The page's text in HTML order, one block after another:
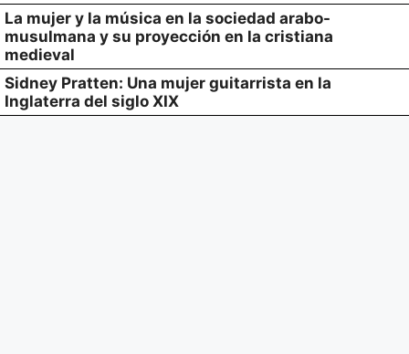
La mujer y la música en la sociedad arabo-
musulmana y su proyección en la cristiana
medieval
Sidney Pratten: Una mujer guitarrista en la
Inglaterra del siglo XIX